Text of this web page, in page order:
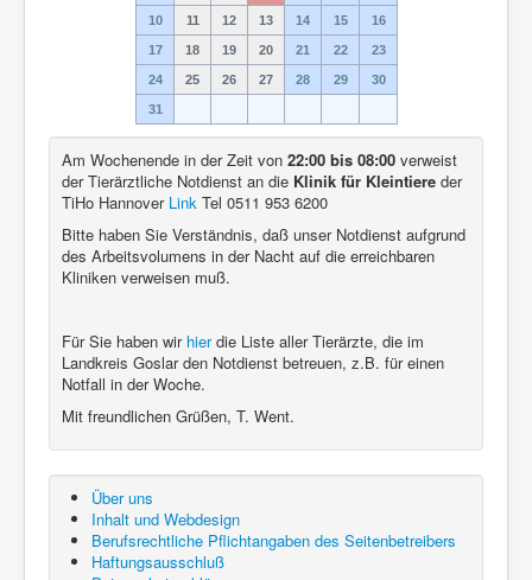
10 11 12 13 14 15 16
17 18 19 20 21 22 23
24 25 26 27 28 29 30
31
Am Wochenende in der Zeit von 22:00 bis 08:00 verweist
der Tierärztliche Notdienst an die Klinik für Kleintiere der
TiHo Hannover Link Tel 0511 953 6200
Bitte haben Sie Verständnis, daß unser Notdienst aufgrund
des Arbeitsvolumens in der Nacht auf die erreichbaren
Kliniken verweisen muß.
Für Sie haben wir hierdie Liste aller Tierärzte, die im
Landkreis Goslar den Notdienst betreuen, z.B. für einen
Notfall in der Woche.
Mit freundlichen Grüßen, T. Went.
Über uns
Inhalt und Webdesign
Berufsrechtliche Pflichtangaben des Seitenbetreibers
Haftungsausschluß